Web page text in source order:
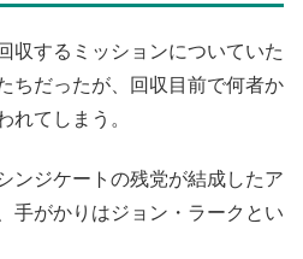
収するミッションについていた
ちだったが、回収目前で何者か
れてしまう。
ンジケートの残党が結成したア
手がかりはジョン・ラークとい